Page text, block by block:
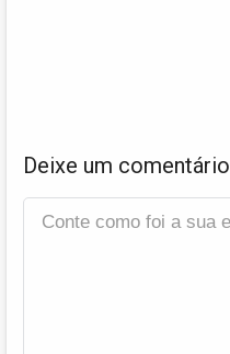
Deixe um comentário